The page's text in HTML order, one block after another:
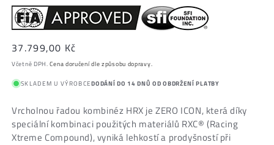
okně
Běžná
cena
37.799,00 Kč
Včetně DPH.Cena doručení dle způsobu dopravy.
SKLADEM U VÝROBCEDODÁNÍ DO 14 DNŮ OD OBDRŽENÍ PLATBY
Vrcholnou řadou kombinéz HRX je ZERO ICON, která díky
speciální kombinaci použitých materiálů RXC® (Racing
Xtreme Compound), vyniká lehkostí a prodyšností při